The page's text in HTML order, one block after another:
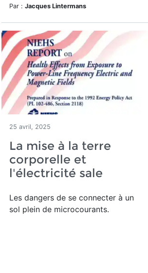
Par : Jacques Lintermans
25 avril, 2025
La mise à la terre
corporelle et
l'électricité sale
Les dangers de se connecter à un
sol plein de microcourants.